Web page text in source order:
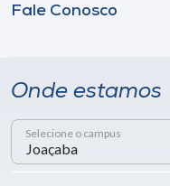
Fale Conosco
Onde estamos
Selecione o campus